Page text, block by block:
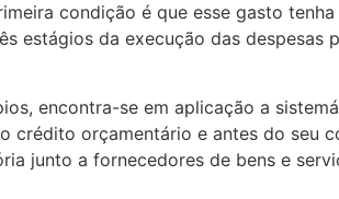
condição é que esse gasto
estágios da execução das despesas
encontra-se em aplicação a
crédito orçamentário e antes do seu
junto a fornecedores de bens e